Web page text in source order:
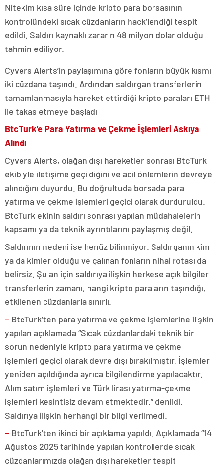
Nitekim kısa süre içinde kripto para borsasının
kontrolündeki sıcak cüzdanların hack’lendiği tespit
edildi. Saldırı kaynaklı zararın 48 milyon dolar olduğu
tahmin ediliyor.
Cyvers Alerts’in paylaşımına göre fonların büyük kısmı
iki cüzdana taşındı. Ardından saldırgan transferlerin
tamamlanmasıyla hareket ettirdiği kripto paraları ETH
ile takas etmeye başladı
BtcTurk’e Para Yatırma ve Çekme İşlemleri Askıya
Alındı
Cyvers Alerts, olağan dışı hareketler sonrası BtcTurk
ekibiyle iletişime geçildiğini ve acil önlemlerin devreye
alındığını duyurdu. Bu doğrultuda borsada para
yatırma ve çekme işlemleri geçici olarak durduruldu.
BtcTurk ekinin saldırı sonrası yapılan müdahalelerin
kapsamı ya da teknik ayrıntılarını paylaşmış değil.
Saldırının nedeni ise henüz bilinmiyor. Saldırganın kim
ya da kimler olduğu ve çalınan fonların nihai rotası da
belirsiz. Şu an için saldırıya ilişkin herkese açık bilgiler
transferlerin zamanı, hangi kripto paraların taşındığı,
etkilenen cüzdanlarla sınırlı.
– BtcTurk’ten para yatırma ve çekme işlemlerine ilişkin
yapılan açıklamada “Sıcak cüzdanlardaki teknik bir
sorun nedeniyle kripto para yatırma ve çekme
işlemleri geçici olarak devre dışı bırakılmıştır. İşlemler
yeniden açıldığında ayrıca bilgilendirme yapılacaktır.
Alım satım işlemleri ve Türk lirası yatırma-çekme
işlemleri kesintisiz devam etmektedir.” denildi.
Saldırıya ilişkin herhangi bir bilgi verilmedi.
– BtcTurk’ten ikinci bir açıklama yapıldı. Açıklamada “14
Ağustos 2025 tarihinde yapılan kontrollerde sıcak
cüzdanlarımızda olağan dışı hareketler tespit